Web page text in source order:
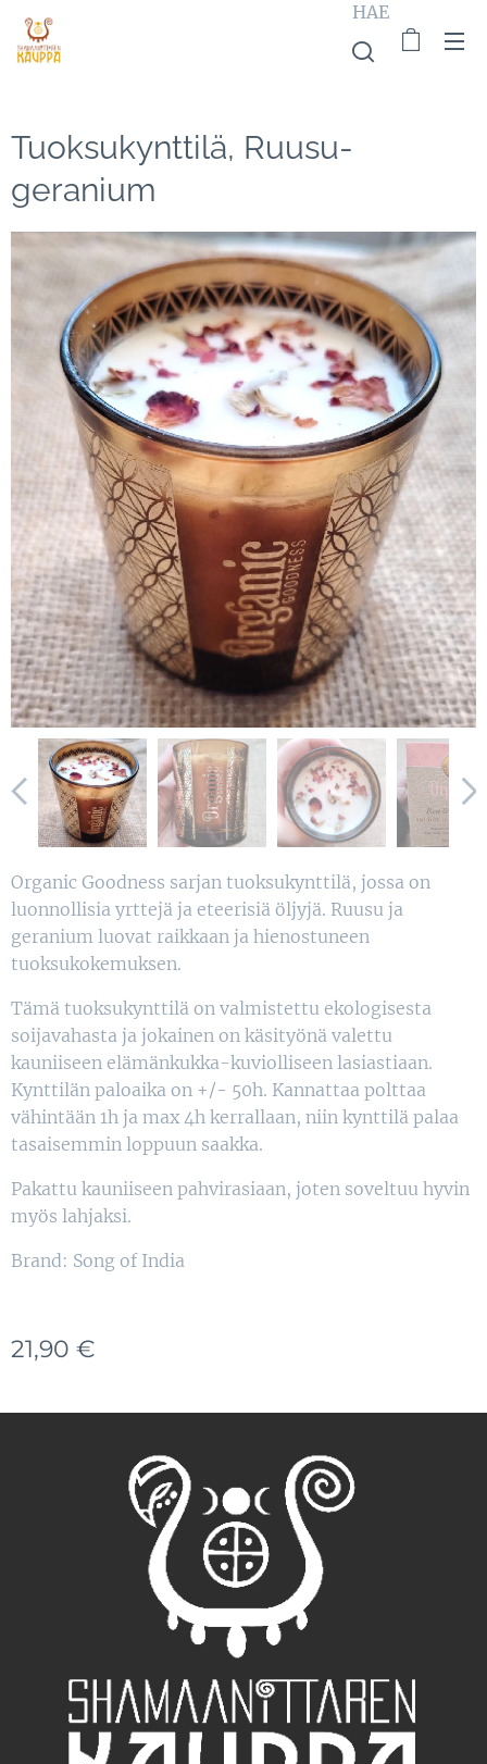
HAE
Tuoksukynttilä, Ruusu-
geranium
Organic Goodness sarjan tuoksukynttilä, jossa on
luonnollisia yrttejä ja eteerisiä öljyjä. Ruusu ja
geranium luovat raikkaan ja hienostuneen
tuoksukokemuksen.
Tämä tuoksukynttilä on valmistettu ekologisesta
soijavahasta ja jokainen on käsityönä valettu
kauniiseen elämänkukka-kuviolliseen lasiastiaan.
Kynttilän paloaika on +/- 50h. Kannattaa polttaa
vähintään 1h ja max 4h kerrallaan, niin kynttilä palaa
tasaisemmin loppuun saakka.
Pakattu kauniiseen pahvirasiaan, joten soveltuu hyvin
myös lahjaksi.
Brand: Song of India
21,90 €